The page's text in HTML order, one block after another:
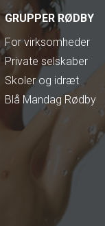
GRUPPER RØDBY
For virksomheder
Private selskaber
Skoler og idræt
Blå Mandag Rødby